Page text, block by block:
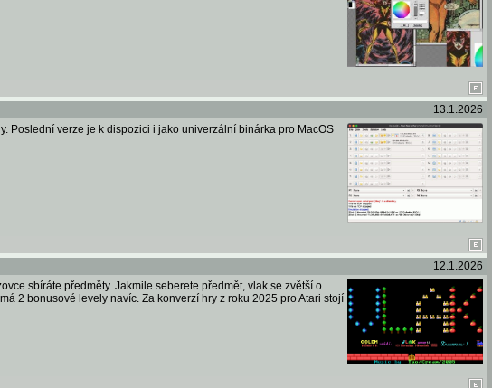
13.1.2026
Poslední verze je k dispozici i jako univerzální binárka pro MacOS
12.1.2026
sbíráte předměty. Jakmile seberete předmět, vlak se zvětší o
2 bonusové levely navíc. Za konverzí hry z roku 2025 pro Atari stojí